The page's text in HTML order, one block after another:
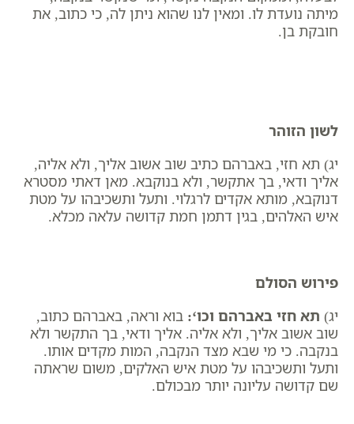
מיתה נועדת לו. ומאין לנו שהוא ניתן לה, כי כתוב, את
חובקת בן.
לשון הזוהר
יג) תא חזי, באברהם כתיב שוב אשוב אליך, ולא אליה,
אליך ודאי, בך אתקשר, ולא בנוקבא. מאן דאתי מסטרא
דנוקבא, מותא אקדים לרגלוי. ותעל ותשכיבהו על מטת
איש האלהים, בגין דתמן חמת קדושה עלאה מכלא.
פירוש הסולם
יג) תא חזי באברהם וכו‘: בוא וראה, באברהם כתוב,
שוב אשוב אליך, ולא אליה. אליך ודאי, בך התקשר ולא
בנקבה. כי מי שבא מצד הנקבה, המות מקדים אותו.
ותעל ותשכיבהו על מטת איש האלקים, משום שראתה
שם קדושה עליונה יותר מבכולם.